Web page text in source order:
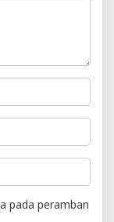
pada peramban